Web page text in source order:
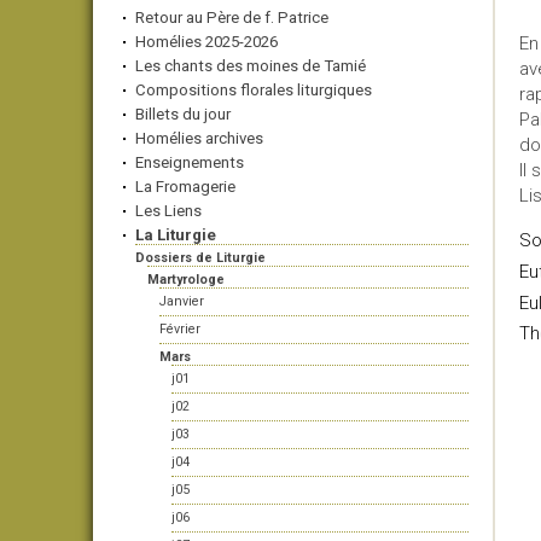
Retour au Père de f. Patrice
Homélies 2025-2026
Les chants des moines de Tamié
Compositions florales liturgiques
Billets du jour
Homélies archives
Enseignements
La Fromagerie
Les Liens
La Liturgie
Dossiers de Liturgie
Martyrologe
Janvier
Février
Mars
j01
j02
j03
j04
j05
j06
Il